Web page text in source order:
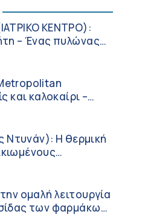
ΚΕΝΤΡΟ):
– Ένας πυλώνας
και καλοκαίρι –
Ντυνάν): H θερμική
ομαλή λειτουργία
των φαρμάκων